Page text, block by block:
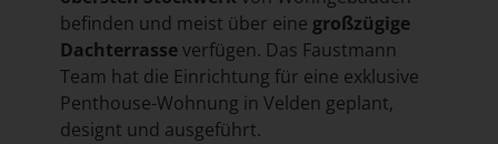
befinden und meist über eine großzügige
Dachterrasseverfügen. Das Faustmann
Team hat die Einrichtung für eine exklusive
Penthouse-Wohnung in Velden geplant,
designt und ausgeführt.